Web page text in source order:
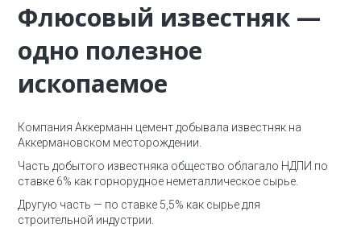
Флюсовый известняк —
одно полезное
ископаемое
Компания Аккерманн цемент добывала известняк на
Аккермановском месторождении.
Часть добытого известняка общество облагало НДПИ по
ставке 6% как горнорудное неметаллическое сырье.
Другую часть — по ставке 5,5% как сырье для
строительной индустрии.